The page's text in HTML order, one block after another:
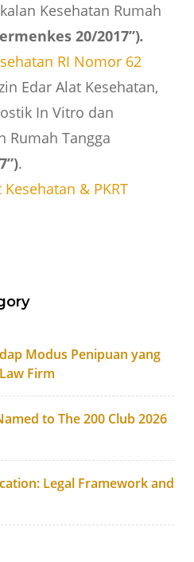
Kesehatan Rumah
20/2017”).
RI Nomor 62
Edar Alat Kesehatan,
In Vitro dan
Rumah Tangga
.
& PKRT
Modus Penipuan yang
Firm
to The 200 Club 2026
Legal Framework and